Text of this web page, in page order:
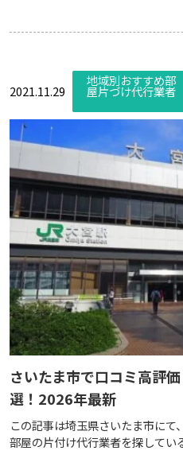
2021.11.29
地域別おすすめ部
屋片づけ代行業者
さいたま市で口コミ高評
選！2026年最新
この記事は埼玉県さいたま市に
部屋の片付け代行業者を探してい